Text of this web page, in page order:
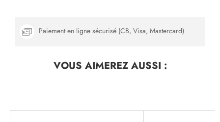
Paiement en ligne sécurisé (CB, Visa, Mastercard)
VOUS AIMEREZAUSSI :